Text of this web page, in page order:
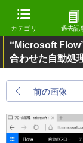
カテゴリ 過去記
“Microsoft
合わせた自動処
前の画像